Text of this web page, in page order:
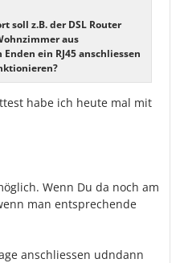
soll z.B. der DSL Router
aus
ein RJ45 anschliessen
habe ich heute mal mit
Wenn Du da noch am
man entsprechende
anschliessen udndann